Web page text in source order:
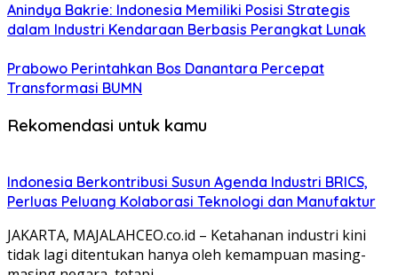
Anindya Bakrie: Indonesia Memiliki Posisi Strategis
dalam Industri Kendaraan Berbasis Perangkat Lunak
Prabowo Perintahkan Bos Danantara Percepat
Transformasi BUMN
Rekomendasi untuk kamu
Indonesia Berkontribusi Susun Agenda Industri BRICS,
Perluas Peluang Kolaborasi Teknologi dan Manufaktur
JAKARTA, MAJALAHCEO.co.id – Ketahanan industri kini
tidak lagi ditentukan hanya oleh kemampuan masing-